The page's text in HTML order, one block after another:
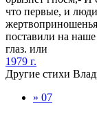
что первые, и
поставили на
глаз. или
1979 г.
Другие стихи
» 07